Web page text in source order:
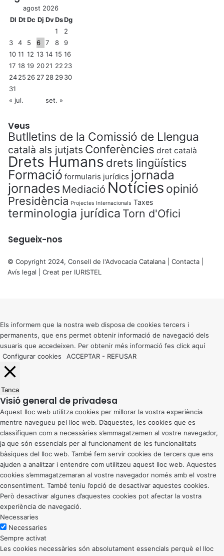
agost 2026
Dl DtDc Dj DvDsDg
1
2
3
4 5 6 7 8
9
10 11 12 13 14 15 16
17 18 19 2021 22 23
2425 26 27 28 2930
31
« jul.
set. »
Veus
Butlletins de la Comissió de Llengua
català als jutjats Conferències dret català
Drets Humans drets lingüístics
Formació formularis jurídics jornada
jornades Mediació Notícies opinió
Presidència Projectes Internacionals Taxes
terminologia jurídica Torn d'Ofici
Segueix-nos
© Copyright 2024, Consell de l'Advocacia Catalana | Contacta
Avís legal | Creat per IURISTEL
button
Els informem que la nostra web disposa de cookies tercers i
permanents, que ens permet obtenir informació de navegació dels
usuaris que accedeixen. Per obtenir més informació fes click aquí
Configurar cookies
ACCEPTAR - REFUSAR
Tanca
Visió general de privadesa
Aquest lloc web utilitza cookies per millorar la vostra experiència
mentre navegueu pel lloc web. D’aquestes, les cookies que es
classifiquen com a necessàries s’emmagatzemen al vostre navegador,
ja que són essencials per al funcionament de les funcionalitats
bàsiques del lloc web. També fem servir cookies de tercers que ens
ajuden a analitzar i entendre com utilitzeu aquest lloc web. Aquestes
cookies s’emmagatzemaran al vostre navegador només amb el vostre
consentiment. També teniu l’opció de desactivar aquestes cookies.
Però desactivar algunes d’aquestes cookies pot afectar la vostra
experiència de navegació.
Necessaries
Necessaries
Sempre activat
Les cookies necessàries són absolutament essencials perquè el lloc